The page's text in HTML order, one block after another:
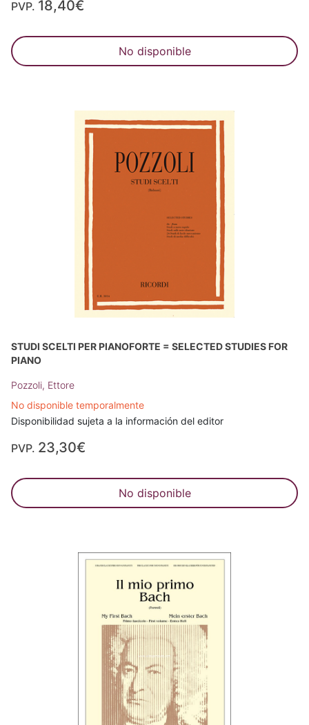
PVP. 18,40€
No disponible
STUDI SCELTI PER PIANOFORTE = SELECTED STUDIES FOR
PIANO
Pozzoli, Ettore
No disponible temporalmente
Disponibilidad sujeta a la información del editor
PVP. 23,30€
No disponible